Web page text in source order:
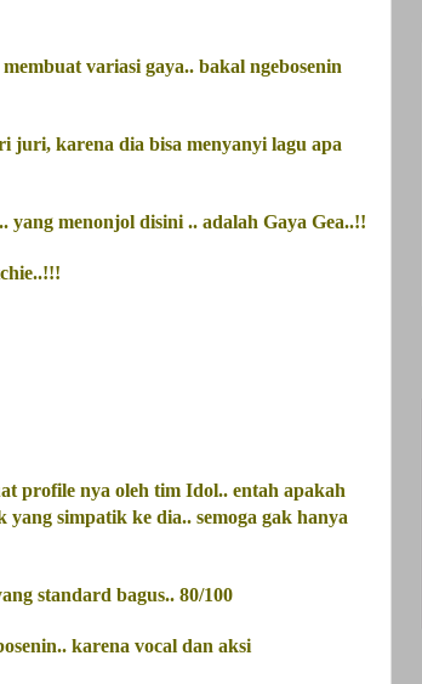
variasi gaya.. bakal ngebosenin
juri, karena dia bisa menyanyi lagu apa
yang menonjol disini .. adalah Gaya Gea..!!
profile nya oleh tim Idol.. entah apakah
simpatik ke dia.. semoga gak hanya
standard bagus.. 80/100
karena vocal dan aksi